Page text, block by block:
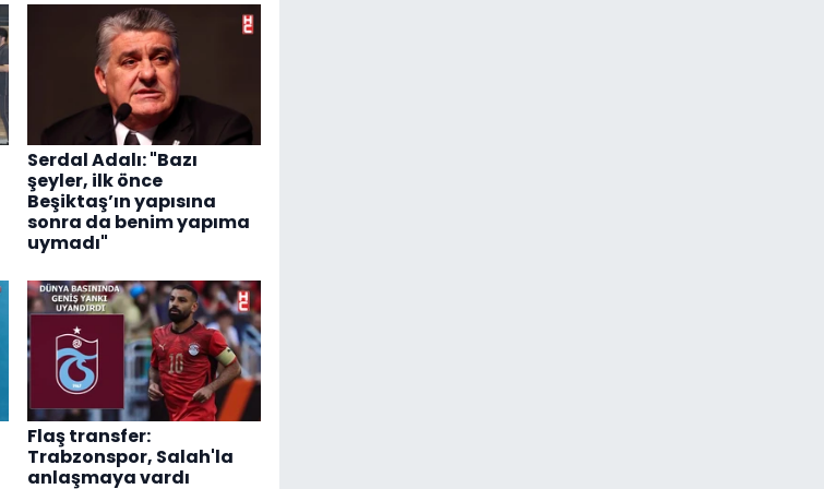
Serdal Adalı: "Bazı
şeyler, ilk önce
Beşiktaş’ın yapısına
sonra da benim yapıma
uymadı"
Flaş transfer:
Trabzonspor, Salah'la
anlaşmaya vardı